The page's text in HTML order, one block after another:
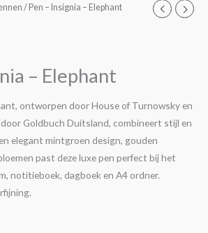
/ Pen – Insignia – Elephant
– Elephant
ontworpen door House of Turnowsky en
Goldbuch Duitsland, combineert stijl en
elegant mintgroen design, gouden
past deze luxe pen perfect bij het
notitieboek, dagboek en A4 ordner.